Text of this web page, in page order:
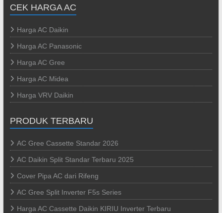
CEK HARGA AC
Harga AC Daikin
Harga AC Panasonic
Harga AC Gree
Harga AC Midea
Harga VRV Daikin
PRODUK TERBARU
AC Gree Cassette Standar 2026
AC Daikin Split Standar Terbaru 2025
Cover Pipa AC dari Rifeng
AC Gree Split Inverter F5s Series
Harga AC Cassette Daikin KIRIU Inverter Terbaru